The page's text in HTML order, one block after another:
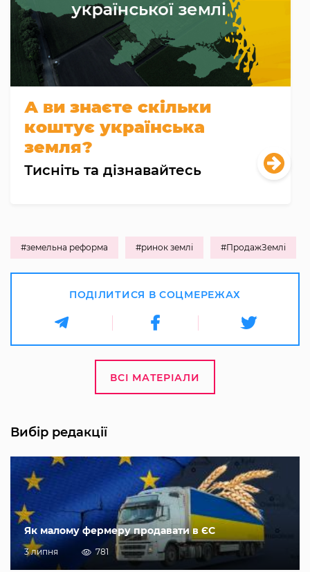
А ви знаєте скільки
коштує українська
земля?
Тисніть та дізнавайтесь
#земельна реформа #ринок землі #ПродажЗемлі
ПОДІЛИТИСЯ В СОЦМЕРЕЖАХ
ВСІ МАТЕРІАЛИ
Вибір редакції
Як малому фермеру продавати в ЄС
3 липня 781